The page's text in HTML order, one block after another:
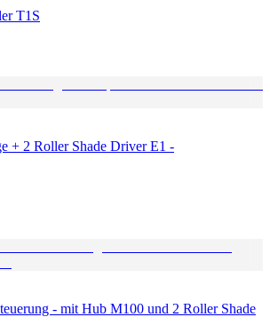
T1S
+ 2 Roller Shade Driver E1 -
- mit Hub M100 und 2 Roller Shade